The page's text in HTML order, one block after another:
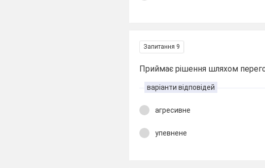
Запитання 9
Приймає рішення шляхом
варіанти відповідей
агресивне
упевнене